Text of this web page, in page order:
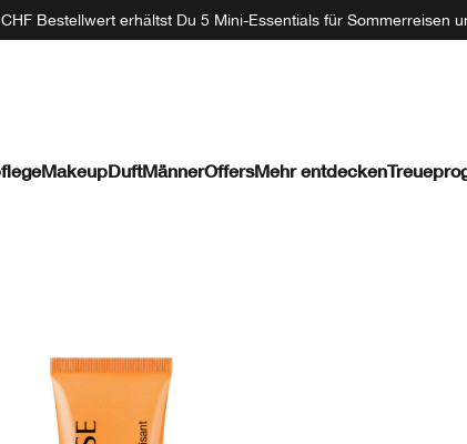
Bestellwert erhältst Du 5 Mini-Essentials für Sommerreisen
MakeupDuftMännerOffersMehr entdecken